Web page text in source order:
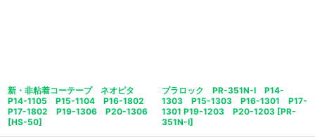
新・非粘着コーテープ ネオピタ
P14-1105 P15-1104 P16-1802
P17-1802 P19-1306 P20-1306
[HS-50]
プラロック PR-351N-I P14-
1303 P15-1303 P16-1301 P17-
1301 P19-1203 P20-1203 [PR-
351N-I]